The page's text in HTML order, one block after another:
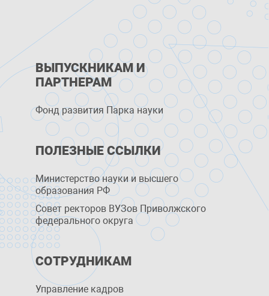
ВЫПУСКНИКАМ И
ПАРТНЕРАМ
Фонд развития Парка науки
ПОЛЕЗНЫЕ ССЫЛКИ
Министерство науки и высшего
образования РФ
Совет ректоров ВУЗов Приволжского
федерального округа
СОТРУДНИКАМ
Управление кадров